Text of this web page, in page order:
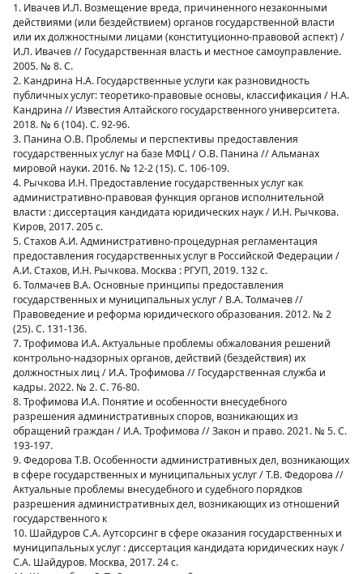
1. Ивачев И.Л. Возмещение вреда, причиненного незаконными
действиями (или бездействием) органов государственной власти
или их должностными лицами (конституционно-правовой аспект) /
И.Л. Ивачев // Государственная власть и местное самоуправление.
2005. № 8. С.
2. Кандрина Н.А. Государственные услуги как разновидность
публичных услуг: теоретико-правовые основы, классификация / Н.А.
Кандрина // Известия Алтайского государственного университета.
2018. № 6 (104). С. 92-96.
3. Панина О.В. Проблемы и перспективы предоставления
государственных услуг на базе МФЦ / О.В. Панина // Альманах
мировой науки. 2016. № 12-2 (15). С. 106-109.
4. Рычкова И.Н. Предоставление государственных услуг как
административно-правовая функция органов исполнительной
власти : диссертация кандидата юридических наук / И.Н. Рычкова.
Киров, 2017. 205 с.
5. Стахов А.И. Административно-процедурная регламентация
предоставления государственных услуг в Российской Федерации /
А.И. Стахов, И.Н. Рычкова. Москва : РГУП, 2019. 132 с.
6. Толмачев В.А. Основные принципы предоставления
государственных и муниципальных услуг / В.А. Толмачев //
Правоведение и реформа юридического образования. 2012. № 2
(25). С. 131-136.
7. Трофимова И.А. Актуальные проблемы обжалования решений
контрольно-надзорных органов, действий (бездействия) их
должностных лиц / И.А. Трофимова // Государственная служба и
кадры. 2022. № 2. С. 76-80.
8. Трофимова И.А. Понятие и особенности внесудебного
разрешения административных споров, возникающих из
обращений граждан / И.А. Трофимова // Закон и право. 2021. № 5. С.
193-197.
9. Федорова Т.В. Особенности административных дел, возникающих
в сфере государственных и муниципальных услуг / Т.В. Федорова //
Актуальные проблемы внесудебного и судебного порядков
разрешения административных дел, возникающих из отношений
государственного к
10. Шайдуров С.А. Аутсорсинг в сфере оказания государственных и
муниципальных услуг : диссертация кандидата юридических наук /
С.А. Шайдуров. Москва, 2017. 24 с.